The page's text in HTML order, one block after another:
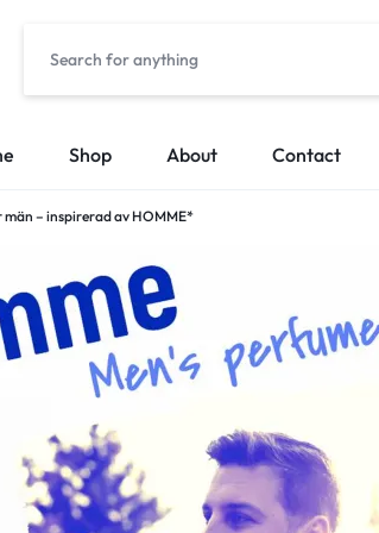
Shop About Contact
– inspirerad av HOMME*